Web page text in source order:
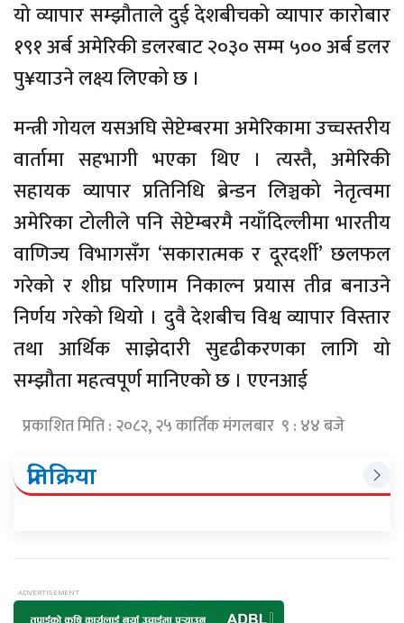
यो व्यापार सम्झौताले दुई देशबीचको व्यापार कारोबार
१९१ अर्ब अमेरिकी डलरबाट २०३० सम्म ५०० अर्ब डलर
पु¥याउने लक्ष्य लिएको छ ।
मन्त्री गोयल यसअघि सेप्टेम्बरमा अमेरिकामा उच्चस्तरीय
वार्तामा सहभागी भएका थिए । त्यस्तै, अमेरिकी
सहायक व्यापार प्रतिनिधि ब्रेन्डन लिञ्चको नेतृत्वमा
अमेरिका टोलीले पनि सेप्टेम्बरमै नयाँदिल्लीमा भारतीय
वाणिज्य विभागसँग ‘सकारात्मक र दूरदर्शी’ छलफल
गरेको र शीघ्र परिणाम निकाल्न प्रयास तीव्र बनाउने
निर्णय गरेको थियो । दुवै देशबीच विश्व व्यापार विस्तार
तथा आर्थिक साझेदारी सुदृढीकरणका लागि यो
सम्झौता महत्वपूर्ण मानिएको छ । एएनआई
प्रकाशित मिति : २०८२, २५ कार्तिक मंगलबार ९ : ४४ बजे
प्रतिक्रिया